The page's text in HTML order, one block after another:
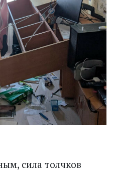
сила толчков